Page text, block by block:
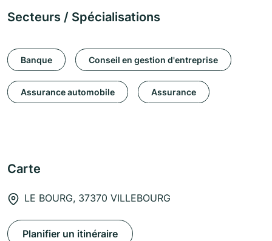
Secteurs / Spécialisations
Banque Conseil en gestion d'entreprise
Assurance automobile Assurance
Carte
LE BOURG, 37370 VILLEBOURG
Planifier un itinéraire